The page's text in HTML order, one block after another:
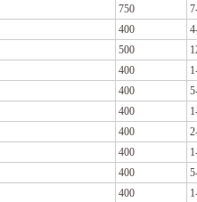
750
400
500
400
400
400
400
400
400
400